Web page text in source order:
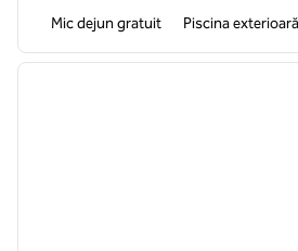
Mic dejun gratuit Piscina exterioară
1 din 12